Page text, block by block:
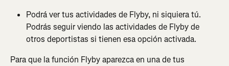
Podrá ver tus actividades de Flyby, ni siquiera tú.
Podrás seguir viendo las actividades de Flyby de
otros deportistas si tienen esa opción activada.
Para que la función Flyby aparezca en una de tus